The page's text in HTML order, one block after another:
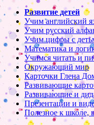
Развитие детей
Учим английский
Учим русский
Учим цифры с
Математика и
Учимся читать и
Окружающий мир
Карточки Глена
Развивающие
Развивающие и
Презентации и
Полезное к школе,